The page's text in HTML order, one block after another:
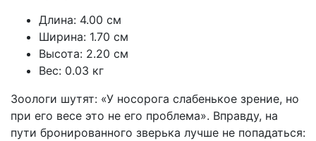
Длина: 4.00 см
Ширина: 1.70 см
Высота: 2.20 см
Вес: 0.03 кг
Зоологи шутят: «У носорога слабенькое зрение, но
при его весе это не его проблема». Вправду, на
пути бронированного зверька лучше не попадаться: